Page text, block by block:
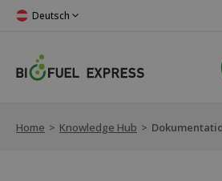
Deutsch
Home > Knowledge Hub >